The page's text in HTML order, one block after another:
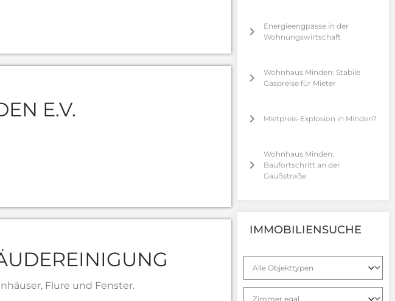
E.V.
Flure und Fenster.
Energieengpässe in der
Wohnungswirtschaft
Wohnhaus Minden: Stabile
Gaspreise für Mieter
Mietpreis-Explosion in Minden?
Wohnhaus Minden:
Baufortschritt an der
Gaußstraße
IMMOBILIENSUCHE